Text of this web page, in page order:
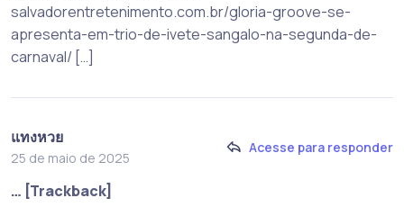
salvadorentretenimento.com.br/gloria-groove-se-
apresenta-em-trio-de-ivete-sangalo-na-segunda-de-
carnaval/ […]
แทงหวย
25 de maio de 2025
Acesse para responder
… [Trackback]